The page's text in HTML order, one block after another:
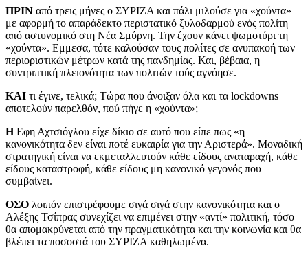
ΠΡΙΝ από τρεις μήνες ο ΣΥΡΙΖΑ και πάλι μιλούσε για «χούντα»
με αφορμή το απαράδεκτο περιστατικό ξυλοδαρμού ενός πολίτη
από αστυνομικό στη Νέα Σμύρνη. Την έχουν κάνει ψωμοτύρι τη
«χούντα». Εμμεσα, τότε καλούσαν τους πολίτες σε ανυπακοή των
περιοριστικών μέτρων κατά της πανδημίας. Και, βέβαια, η
συντριπτική πλειονότητα των πολιτών τούς αγνόησε.
ΚΑΙ τι έγινε, τελικά; Τώρα που άνοιξαν όλα και τα lockdowns
αποτελούν παρελθόν, πού πήγε η «χούντα»;
ΗΕφη Αχτσιόγλου είχε δίκιο σε αυτό που είπε πως «η
κανονικότητα δεν είναι ποτέ ευκαιρία για την Αριστερά». Μοναδική
στρατηγική είναι να εκμεταλλευτούν κάθε είδους αναταραχή, κάθε
είδους καταστροφή, κάθε είδους μη κανονικό γεγονός που
συμβαίνει.
ΟΣΟ λοιπόν επιστρέφουμε σιγά σιγά στην κανονικότητα και ο
Αλέξης Τσίπρας συνεχίζει να επιμένει στην «αντί» πολιτική, τόσο
θα απομακρύνεται από την πραγματικότητα και την κοινωνία και θα
βλέπει τα ποσοστά του ΣΥΡΙΖΑ καθηλωμένα.